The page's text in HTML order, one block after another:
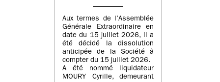
Aux termes de l’Assemblée
Générale Extraordinaire en
date du 15 juillet 2026, il a
été décidé la dissolution
anticipée de la Société à
compter du 15 juillet 2026.
A été nommé liquidateur
MOURY Cyrille, demeurant